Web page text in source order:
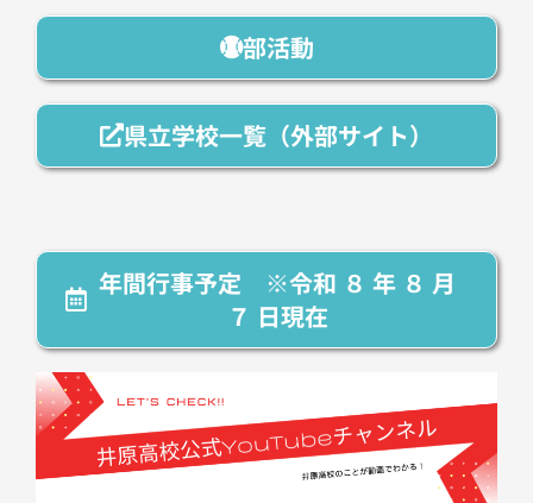
部活動
県立学校一覧（外部サイト）
年間行事予定 ※令和 ８ 年 ８ 月
７ 日現在